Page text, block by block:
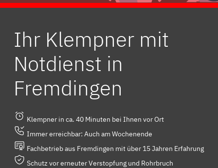
Ihr Klempner mit
Notdienst in
Fremdingen
Klempner in ca. 40 Minuten bei Ihnen vor Ort
Immer erreichbar: Auch am Wochenende
Fachbetrieb aus Fremdingen mit über 15 Jahren Erfahrung
Schutz vor erneuter Verstopfung und Rohrbruch